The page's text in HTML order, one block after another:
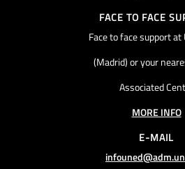
FACE TO FACE
Face to face support at
(Madrid) or your
Associated
MORE INFO
E-MAIL